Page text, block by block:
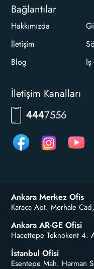
Bağlantılar
Hakkımızda
İletişim
Blog
İş
İletişim Kanalları
4447556
Ankara Merkez Ofis
Karaca Apt. Merhale
Ankara AR-GE Ofisi
Hacettepe Teknokent 4.
İstanbul Ofisi
Esentepe Mah. Harman